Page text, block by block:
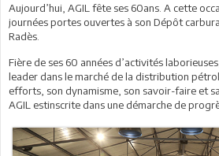
Aujourd’hui, AGIL fête ses 60ans. A cette
journées portes ouvertes à son Dépôt
Radès.
Fière de ses 60 années d’activités
leader dans le marché de la distribution
efforts, son dynamisme, son savoir-faire et
AGIL estinscrite dans une démarche de